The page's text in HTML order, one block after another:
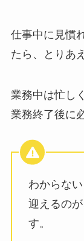
仕事中に見慣
たら、とりあ
業務中は忙し
業務終了後に
わからな
迎えるの
す。